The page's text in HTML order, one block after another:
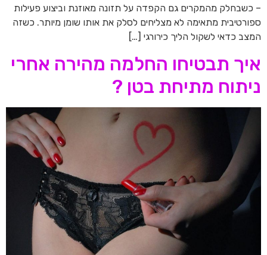
– כשבחלק מהמקרים גם הקפדה על תזונה מאוזנת וביצוע פעילות
ספורטיבית מתאימה לא מצליחים לסלק את אותו שומן מיותר. כשזה
המצב כדאי לשקול הליך כירורגי […]
איך תבטיחו החלמה מהירה אחרי
ניתוח מתיחת בטן ?